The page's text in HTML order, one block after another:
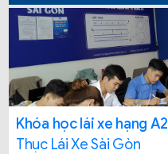
Khóa học lái xe hạng A2
Thục Lái Xe Sài Gòn